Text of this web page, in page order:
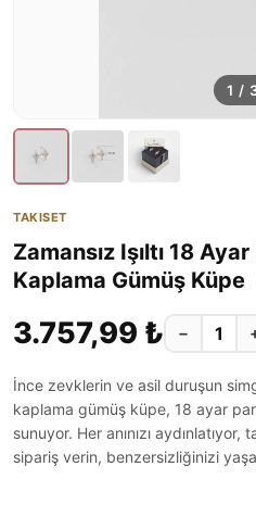
1 /
TAKISET
Zamansız Işıltı 18
Kaplama Gümüş Küpe
3.757,99 ₺ −
İnce zevklerin ve asil duruşun
kaplama gümüş küpe, 18 ayar
sunuyor. Her anınızı aydınlatıyor,
sipariş verin, benzersizliğinizi